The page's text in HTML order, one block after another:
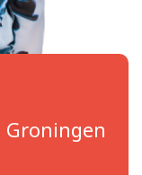
Groningen